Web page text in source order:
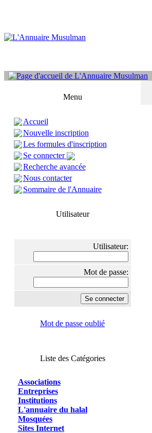
Menu
Accueil
Nouvelle inscription
Les formules d'inscription
Se connecter
Recherche avancée
Nous contacter
Sommaire de l'Annuaire
Utilisateur
Utilisateur:
Mot de passe:
Mot de passe oublié
Liste des Catégories
Associations
Entreprises
Institutions
L'annuaire du halal
Mosquées
Sites Internet